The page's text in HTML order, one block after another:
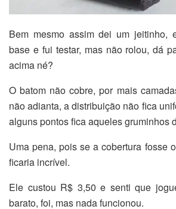
Bem mesmo assim dei um jeitinho,
base e fui testar, mas não rolou, dá
acima né?
O batom não cobre, por mais
não adianta, a distribuição não fica
alguns pontos fica aqueles gruminhos
Uma pena, pois se a cobertura fosse
ficaria incrível.
Ele custou R$ 3,50 e senti que
barato, foi, mas nada funcionou.